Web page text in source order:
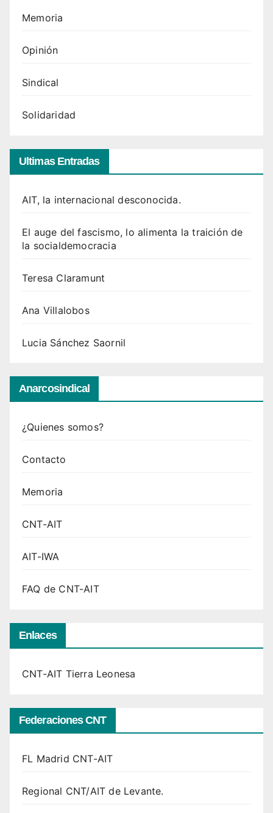
Memoria
Opinión
Sindical
Solidaridad
Ultimas Entradas
AIT, la internacional desconocida.
El auge del fascismo, lo alimenta la traición de
la socialdemocracia
Teresa Claramunt
Ana Villalobos
Lucia Sánchez Saornil
Anarcosindical
¿Quienes somos?
Contacto
Memoria
CNT-AIT
AIT-IWA
FAQ de CNT-AIT
Enlaces
CNT-AIT Tierra Leonesa
Federaciones CNT
FL Madrid CNT-AIT
Regional CNT/AIT de Levante.